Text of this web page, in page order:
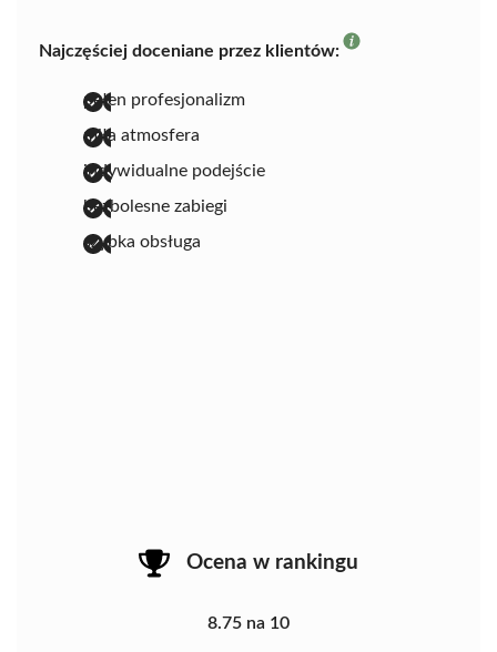
Najczęściej doceniane przez klientów:
pełen profesjonalizm
miła atmosfera
indywidualne podejście
bezbolesne zabiegi
szybka obsługa
Ocena w rankingu
8.75 na 10